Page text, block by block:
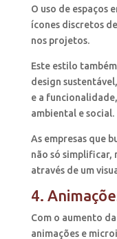
O uso de espaços
ícones discretos
nos projetos.
Este estilo
design
e a
ambiental e social.
As empresas que
não só simplificar,
através de um
4.
Com o aumento
animações e